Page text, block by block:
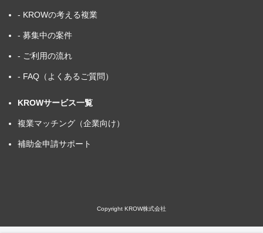
- KROWの考える複業
- 募集中の案件
- ご利用の流れ
- FAQ（よくあるご質問）
KROWサービス一覧
複業マッチング（企業向け）
補助金申請サポート
Copyright KROW株式会社